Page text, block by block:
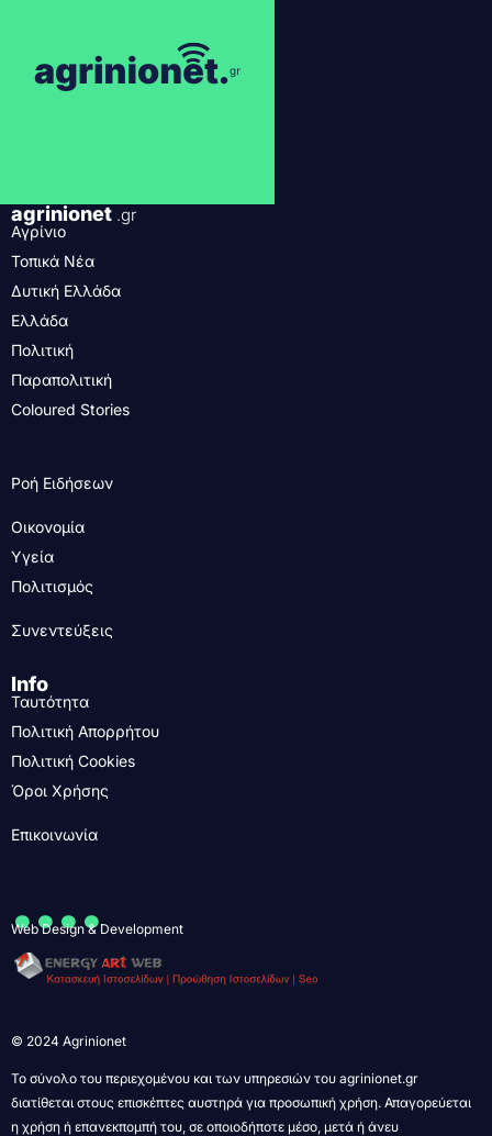
agrinionet .gr
Αγρίνιο
Τοπικά Νέα
Δυτική Ελλάδα
Ελλάδα
Πολιτική
Παραπολιτική
Coloured Stories
Ροή Ειδήσεων
Οικονομία
Υγεία
Πολιτισμός
Συνεντεύξεις
Info
Ταυτότητα
Πολιτική Απορρήτου
Πολιτική Cookies
Όροι Χρήσης
Επικοινωνία
....
Web Design & Development
© 2024 Agrinionet
Το σύνολο του περιεχομένου και των υπηρεσιών του agrinionet.gr
διατίθεται στους επισκέπτες αυστηρά για προσωπική χρήση. Απαγορεύεται
η χρήση ή επανεκπομπή του, σε οποιοδήποτε μέσο, μετά ή άνευ